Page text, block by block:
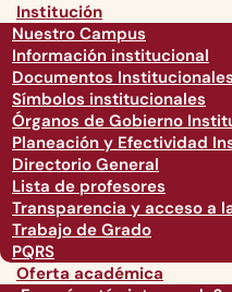
Institución
Nuestro Campus
Información institucional
Documentos Institucionales
Símbolos institucionales
Órganos de Gobierno
Planeación y Efectividad
Directorio General
Lista de profesores
Transparencia y acceso a
Trabajo de Grado
PQRS
Oferta académica